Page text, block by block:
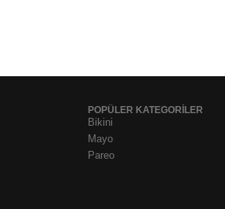
POPÜLER KATEGORİLER
Bikini
Mayo
Pareo